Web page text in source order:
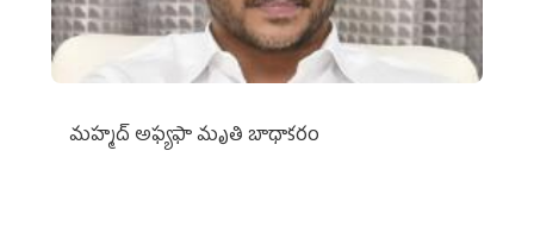
మహ్మద్‌ అఫ్యఫా మృతి బాధాకరం